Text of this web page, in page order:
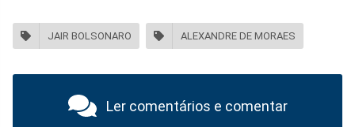
JAIR BOLSONARO ALEXANDRE DE MORAES
Ler comentários e comentar